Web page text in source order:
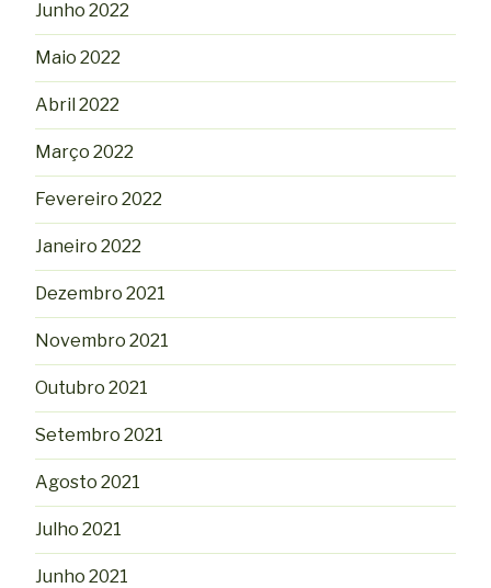
Junho 2022
Maio 2022
Abril 2022
Março 2022
Fevereiro 2022
Janeiro 2022
Dezembro 2021
Novembro 2021
Outubro 2021
Setembro 2021
Agosto 2021
Julho 2021
Junho 2021